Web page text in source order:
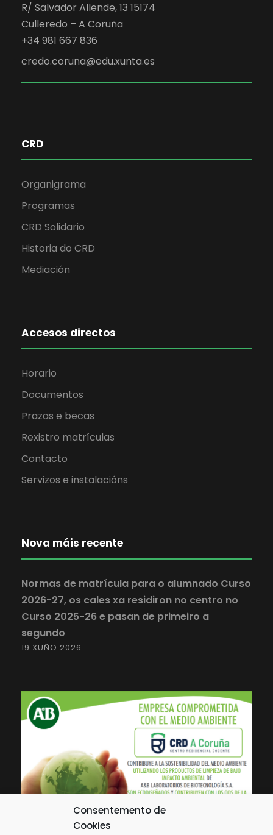
Consentemento de
Cookies
R/ Salvador Allende, 13 15174
Culleredo – A Coruña
+34 981 667 836
credo.coruna@edu.xunta.es
CRD
Organigrama
Programas
CRD Solidario
Historia do CRD
Mediación
Accesos directos
Horario
Documentos
Prazas e becas
Rexistro matrículas
Contacto
Servizos e instalacións
Nova máis recente
Normas de matrícula para o alumnado Curso
2026-27, os cales xa residiron no centro no
Curso 2025-26 e pasan de primeiro a
segundo
19 XUÑO 2026